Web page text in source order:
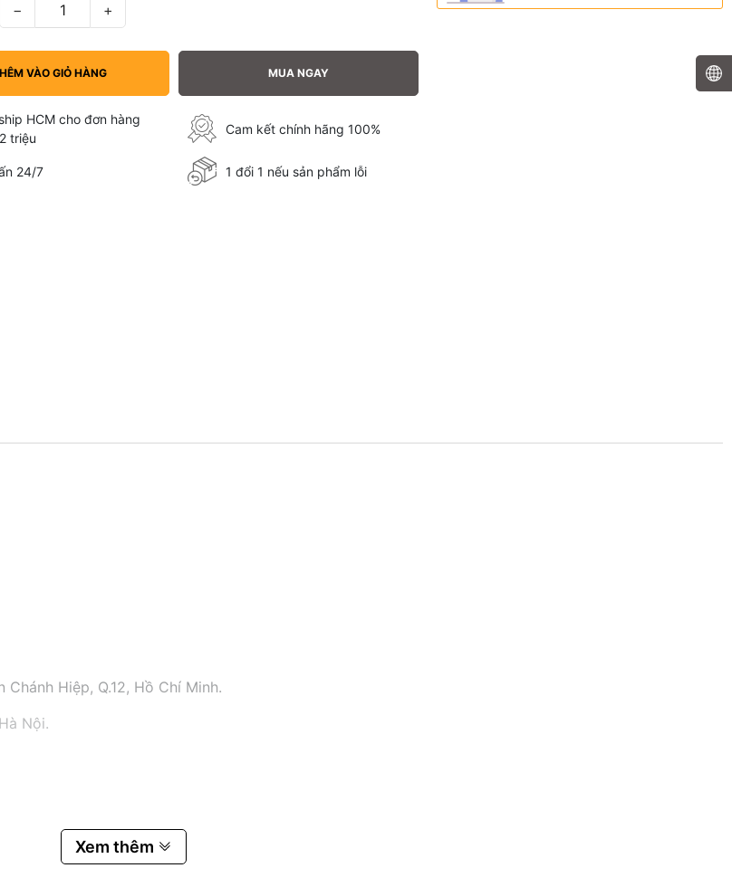
− +
VÀO GIỎ HÀNG MUA NGAY
HCM cho đơn hàng
triệu
Cam kết chính hãng 100%
24/7 1 đổi 1 nếu sản phẩm lỗi
Hiệp, Q.12, Hồ Chí Minh.
Nội.
Xem thêm